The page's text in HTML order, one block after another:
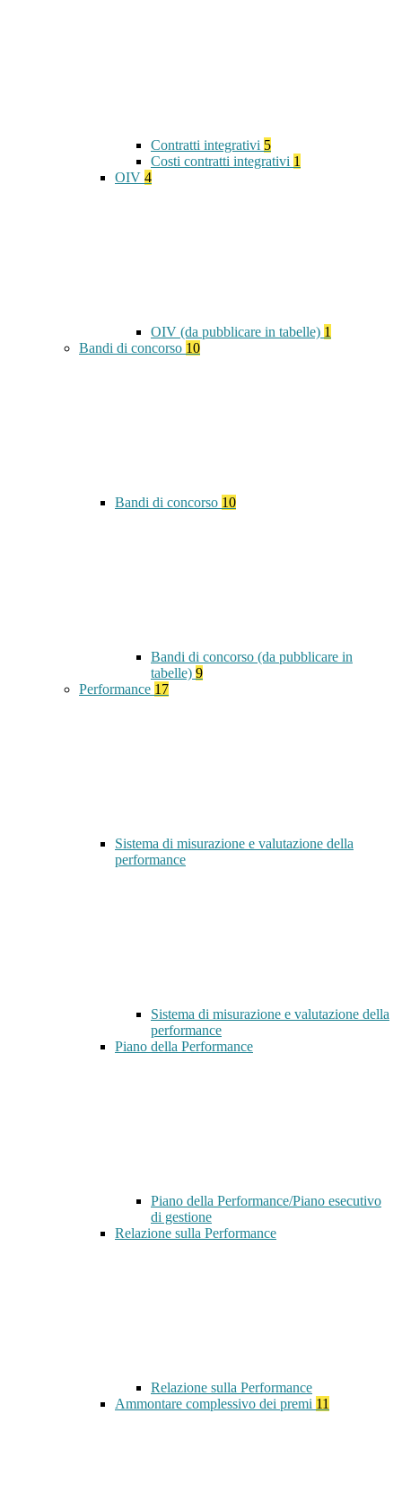
Contratti integrativi 5
Costi contratti integrativi 1
OIV 4
OIV (da pubblicare in tabelle) 1
Bandi di concorso 10
Bandi di concorso 10
Bandi di concorso (da pubblicare in
tabelle) 9
Performance 17
Sistema di misurazione e valutazione della
performance
Sistema di misurazione e valutazione della
performance
Piano della Performance
Piano della Performance/Piano esecutivo
di gestione
Relazione sulla Performance
Relazione sulla Performance
Ammontare complessivo dei premi 11